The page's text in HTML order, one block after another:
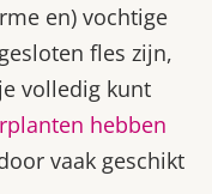
en) vochtige
fles zijn,
volledig kunt
hebben
vaak geschikt